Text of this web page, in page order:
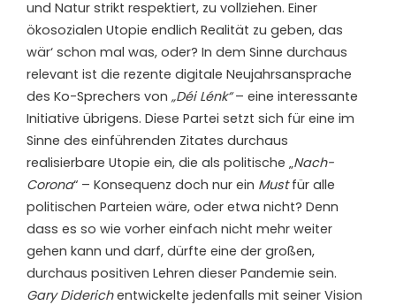
und Natur strikt respektiert, zu vollziehen. Einer
ökosozialen Utopie endlich Realität zu geben, das
wär‘ schon mal was, oder? In dem Sinne durchaus
relevant ist die rezente digitale Neujahrsansprache
des Ko-Sprechers von „Déi Lénk“– eine interessante
Initiative übrigens. Diese Partei setzt sich für eine im
Sinne des einführenden Zitates durchaus
realisierbare Utopie ein, die als politische „Nach-
Corona“ – Konsequenz doch nur ein Mustfür alle
politischen Parteien wäre, oder etwa nicht? Denn
dass es so wie vorher einfach nicht mehr weiter
gehen kann und darf, dürfte eine der großen,
durchaus positiven Lehren dieser Pandemie sein.
Gary Diderichentwickelte jedenfalls mit seiner Vision